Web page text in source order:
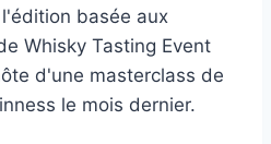
basée aux
Whisky Tasting Event
d'une masterclass de
le mois dernier.